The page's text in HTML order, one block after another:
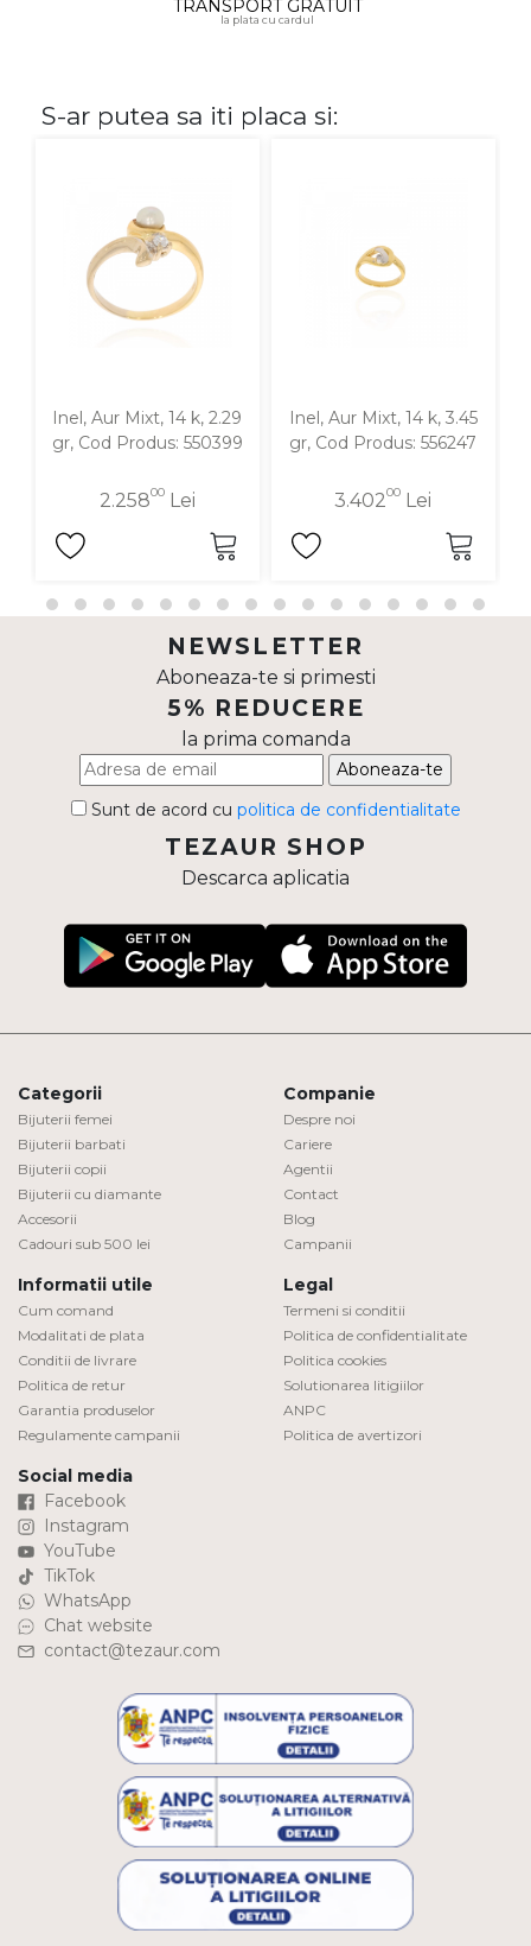
TRANSPORT GRATUIT
la plata cu cardul
S-ar putea sa iti placa si:
Inel, Aur Mixt, 14 k, 2.29
gr, Cod Produs: 550399
2.25800Lei
Inel, Aur Mixt, 14 k, 3.45
gr, Cod Produs: 556247
3.40200 Lei
NEWSLETTER
Aboneaza-te si primesti
5% REDUCERE
la prima comanda
Aboneaza-te
Sunt de acord cu politica de confidentialitate
TEZAUR SHOP
Descarca aplicatia
Categorii
Bijuterii femei
Bijuterii barbati
Bijuterii copii
Bijuterii cu diamante
Accesorii
Cadouri sub 500 lei
Companie
Despre noi
Cariere
Agentii
Contact
Blog
Campanii
Informatii utile
Cum comand
Modalitati de plata
Conditii de livrare
Politica de retur
Garantia produselor
Regulamente campanii
Legal
Termeni si conditii
Politica de confidentialitate
Politica cookies
Solutionarea litigiilor
ANPC
Politica de avertizori
Social media
Facebook
Instagram
YouTube
TikTok
WhatsApp
Chat website
contact@tezaur.com